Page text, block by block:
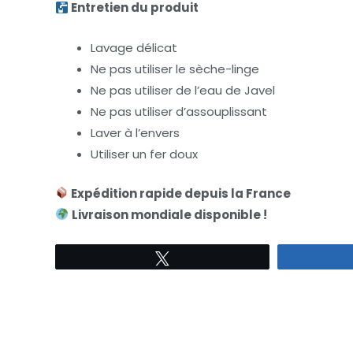
Entretien du produit
Lavage délicat
Ne pas utiliser le sèche-linge
Ne pas utiliser de l’eau de Javel
Ne pas utiliser d’assouplissant
Laver à l’envers
Utiliser un fer doux
Expédition rapide depuis la France
Livraison mondiale disponible !